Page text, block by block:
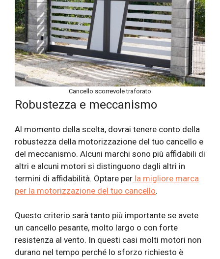
Cancello scorrevole traforato
Robustezza e meccanismo
Al momento della scelta, dovrai tenere conto della
robustezza della motorizzazione del tuo cancello e
del meccanismo. Alcuni marchi sono più affidabili di
altri e alcuni motori si distinguono dagli altri in
termini di affidabilità. Optare per la migliore marca
per la motorizzazione del tuo cancello.
Questo criterio sarà tanto più importante se avete
un cancello pesante, molto largo o con forte
resistenza al vento. In questi casi molti motori non
durano nel tempo perché lo sforzo richiesto è